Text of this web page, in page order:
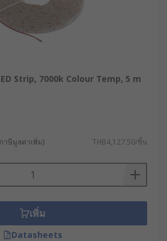
Strip, 7000k Colour Temp, 5 m
าษีมูลค่าเพิ่ม) THB4,127.50/ชิ้น
เพิ่ม
Datasheets